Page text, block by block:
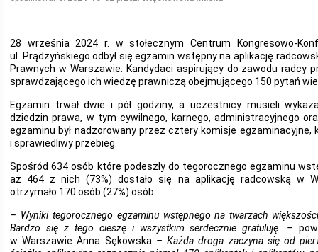
28 września 2024 r. w stołecznym Centrum Kongresowo-
ul. Prądzyńskiego odbył się egzamin wstępny na aplikację
Prawnych w Warszawie. Kandydaci aspirujący do zawodu radcy
sprawdzającego ich wiedzę prawniczą obejmującego 150 pytań
Egzamin trwał dwie i pół godziny, a uczestnicy musieli
dziedzin prawa, w tym cywilnego, karnego, administracyjnego
egzaminu był nadzorowany przez cztery komisje egzaminacyjne,
i sprawiedliwy przebieg.
Spośród 634 osób które podeszły do tegorocznego egzaminu
aż 464 z nich (73%) dostało się na aplikację radcowską w
otrzymało 170 osób (27%) osób.
– Wyniki tegorocznego egzaminu wstępnego na twarzach
Bardzo się z tego cieszę i wszystkim serdecznie gratuluję. –
w Warszawie Anna Sękowska – Każda droga zaczyna się od